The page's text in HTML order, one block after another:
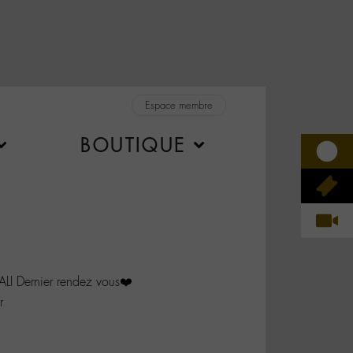
Espace membre
BOUTIQUE
Dernier rendez vous❤️